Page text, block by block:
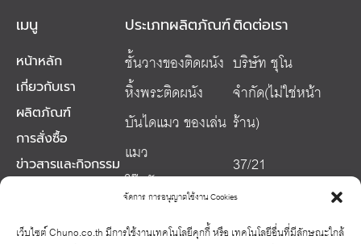
จัดการ การอนุญาตใช้งาน Cookies
เว็บไซต์ Chuno.co.th มีการใช้งานเทคโนโลยีคุกกี้ หรือ เทคโนโลยีอื่นที่มีลักษณะใกล้
เมนู
หน้าหลัก
เกี่ยวกับเรา
ผลิตภัณฑ์
การสั่งซื้อ
ข่าวสารและกิจกรรม
ประเภทผลิตภัณฑ์
ชั้นวางของติดผนัง
หิ้งพระติดผนัง
บันไดแมว ของเล่น
แมว
โต๊ะจักร
อุปกรณ์เสริมโต๊ะ
ติดต่อเรา
บริษัท ชุโน
จำกัด(ไม่ใช่หน้า
ร้าน)
37/21
ซ.จรัญสนิทวงศ์ 3
ถ.จรัญสนิทวงศ์